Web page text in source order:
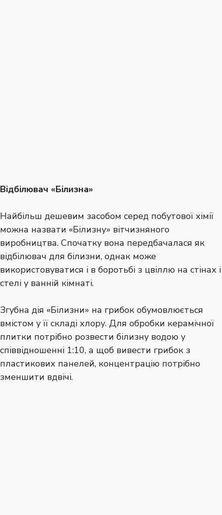
Відбілювач «Білизна»
Найбільш дешевим засобом серед побутової хімії
можна назвати «Білизну» вітчизняного
виробництва. Спочатку вона передбачалася як
відбілювач для білизни, однак може
використовуватися і в боротьбі з цвіллю на стінах і
стелі у ванній кімнаті.
Згубна дія «Білизни» на грибок обумовлюється
вмістом у її складі хлору. Для обробки керамічної
плитки потрібно розвести білизну водою у
співвідношенні 1:10, а щоб вивести грибок з
пластикових панелей, концентрацію потрібно
зменшити вдвічі.